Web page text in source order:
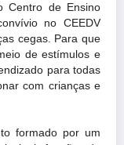
Centro de Ensino
no CEEDV
cegas. Para que
de estímulos e
para todas
com crianças e
formado por um